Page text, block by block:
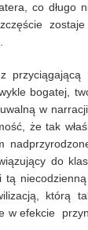
co długo
bogatej,
w
że tak
do
tą
którą
w efekcie